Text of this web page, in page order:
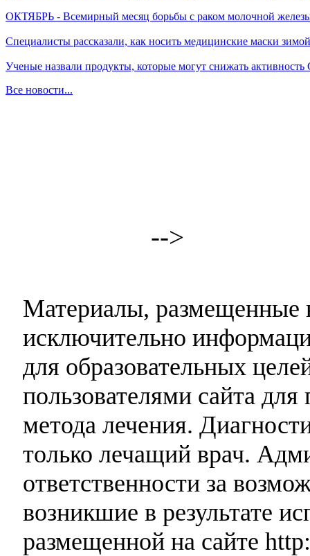
ОКТЯБРЬ - Всемирный месяц борьбы с раком молочной
Специалисты рассказали, как носить медицинские маски зимой
Ученые назвали продукты, которые могут снижать
Все новости...
-->
Материалы, размещенные
исключительно
для образовательных
пользователями сайта
метода лечения.
только лечащий врач.
ответственности за
возникшие в результате
размещенной на сайте